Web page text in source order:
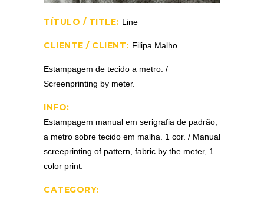
TÍTULO / TITLE: Line
CLIENTE / CLIENT: Filipa Malho
Estampagem de tecido a metro. /
Screenprinting by meter.
INFO:
Estampagem manual em serigrafia de padrão,
a metro sobre tecido em malha. 1 cor. / Manual
screeprinting of pattern, fabric by the meter, 1
color print.
CATEGORY: